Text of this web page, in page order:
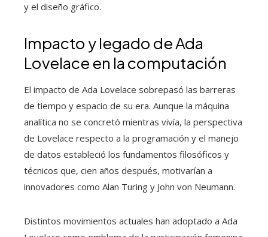
y el diseño gráfico.
Impacto y legado de Ada
Lovelace en la computación
El impacto de Ada Lovelace sobrepasó las barreras
de tiempo y espacio de su era. Aunque la máquina
analítica no se concretó mientras vivía, la perspectiva
de Lovelace respecto a la programación y el manejo
de datos estableció los fundamentos filosóficos y
técnicos que, cien años después, motivarían a
innovadores como Alan Turing y John von Neumann.
Distintos movimientos actuales han adoptado a Ada